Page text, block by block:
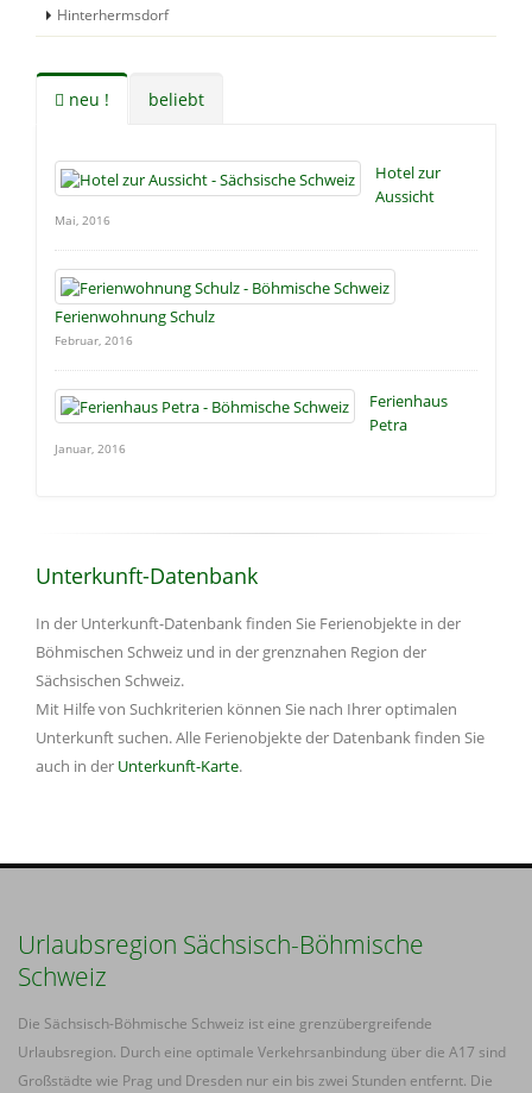
Hinterhermsdorf
neu ! beliebt
Hotel zur
Aussicht
Mai, 2016
Ferienwohnung Schulz
Februar, 2016
Ferienhaus
Petra
Januar, 2016
Unterkunft-Datenbank
In der Unterkunft-Datenbank finden Sie Ferienobjekte in der
Böhmischen Schweiz und in der grenznahen Region der
Sächsischen Schweiz.
Mit Hilfe von Suchkriterien können Sie nach Ihrer optimalen
Unterkunft suchen. Alle Ferienobjekte der Datenbank finden Sie
auch in der Unterkunft-Karte.
Urlaubsregion Sächsisch-Böhmische
Schweiz
Die Sächsisch-Böhmische Schweiz ist eine grenzübergreifende
Urlaubsregion. Durch eine optimale Verkehrsanbindung über die A17 sind
Großstädte wie Prag und Dresden nur ein bis zwei Stunden entfernt. Die